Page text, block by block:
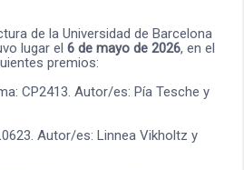
de la Universidad de Barcelona
lugar el6 de mayo de 2026, en el
premios:
CP2413. Autor/es: Pía Tesche y
Autor/es: Linnea Vikholtz y